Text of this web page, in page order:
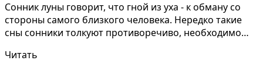
Сонник луны говорит, что гной из уха - к обману со
стороны самого близкого человека. Нередко такие
сны сонники толкуют противоречиво, необходимо
Читать